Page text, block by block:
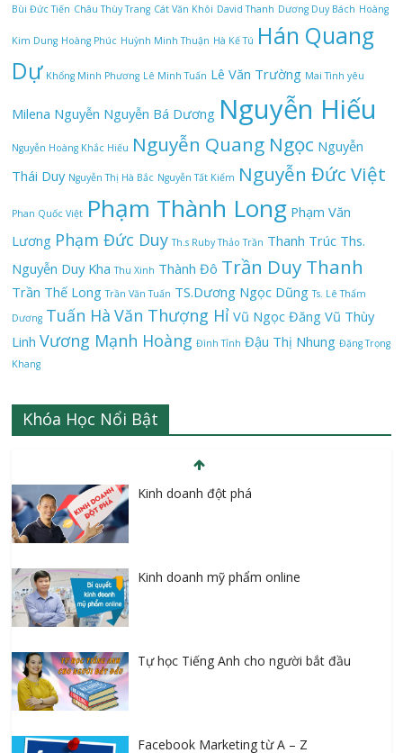
Bùi Đức Tiến Châu Thùy Trang Cát Văn Khôi David Thanh Dương Duy Bách Hoàng
Kim Dung Hoàng Phúc Huỳnh Minh Thuận Hà Kế Tú Hán Quang
Dự Khổng Minh Phương Lê Minh Tuấn Lê Văn Trường Mai Tình yêu
Milena Nguyễn Nguyễn Bá Dương Nguyễn Hiếu
Nguyễn Hoàng Khắc Hiếu Nguyễn Quang Ngọc Nguyễn
Thái Duy Nguyễn Thị Hà Bắc Nguyễn Tất Kiểm Nguyễn Đức Việt
Phan Quốc Việt Phạm Thành Long Phạm Văn
Lương Phạm Đức Duy Th.s Ruby Thảo Trần Thanh Trúc Ths.
Nguyễn Duy Kha Thu Xinh Thành Đô Trần Duy Thanh
Trần Thế Long Trần Văn Tuấn TS.Dương Ngọc Dũng Ts. Lê Thẩm
Dương Tuấn Hà Văn Thượng Hỉ Vũ Ngọc Đăng Vũ Thùy
Linh Vương Mạnh Hoàng Đình Tỉnh Đậu Thị Nhung Đặng Trọng
Khang
Khóa Học Nổi Bật
Kinh doanh đột phá
Kinh doanh mỹ phẩm online
Tự học Tiếng Anh cho người bắt đầu
Facebook Marketing từ A – Z